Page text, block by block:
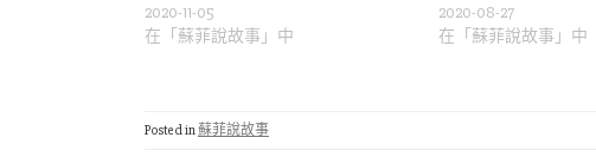
2020-11-05
在「蘇菲說故事」中
2020-08-27
在「蘇菲說故事」中
Posted in蘇菲說故事